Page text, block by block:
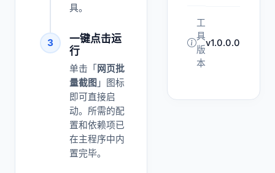
具。
3
一键点击运
行
单击「 网页批
量截图 」图标
即可直接启
动。所需的配
置和依赖项已
在主程序中内
置完毕。
工
具
版
本
v1.0.0.0